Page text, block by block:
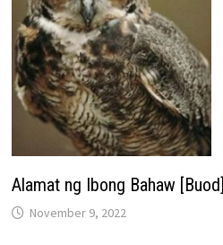
Alamat ng Ibong Bahaw [Buod]
November 9, 2022